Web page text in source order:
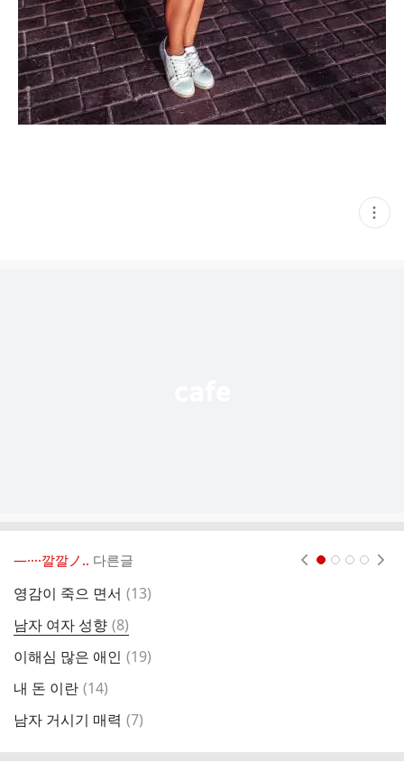
현
재
―····깔깔ノ.. 다른글
영감이 죽으 면서 댓
(13)
남자 여자 성향 댓
글
(8)
이해심 많은 애인 댓
(19)
내 돈 이란 댓
(14)
남자 거시기 매력 댓
(7)